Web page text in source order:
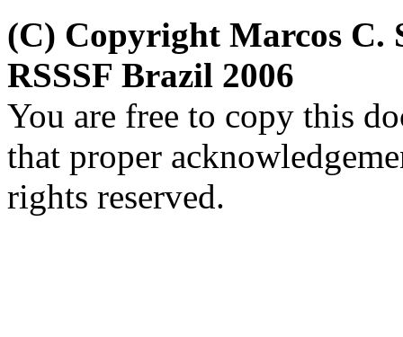
(C) Copyright Marcos C.
RSSSF Brazil 2006
You are free to copy this
that proper
rights reserved.